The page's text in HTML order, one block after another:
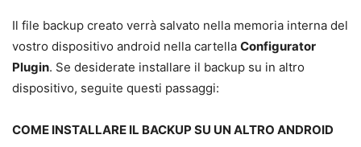
Il file backup creato verrà salvato nella memoria interna del
vostro dispositivo android nella cartella Configurator
Plugin. Se desiderate installare il backup su in altro
dispositivo, seguite questi passaggi:
COME INSTALLARE IL BACKUP SU UN ALTRO ANDROID